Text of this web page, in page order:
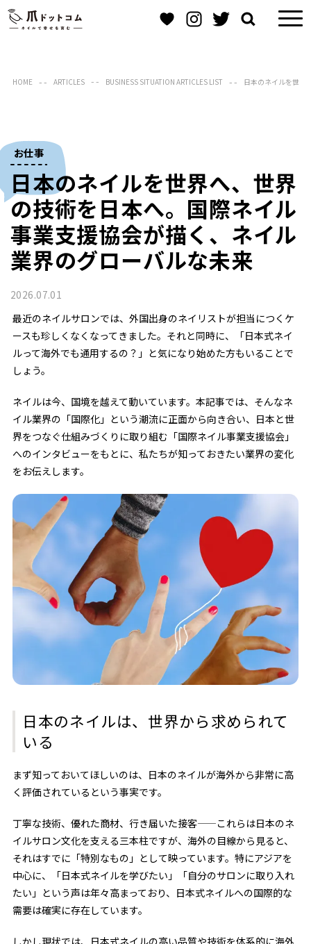
HOME ARTICLES BUSINESS SITUATION ARTICLES LIST 日本のネイルを世界
お仕事
日本のネイルを世界へ、世界
の技術を日本へ。国際ネイル
事業支援協会が描く、ネイル
業界のグローバルな未来
2026.07.01
最近のネイルサロンでは、外国出身のネイリストが担当につくケ
ースも珍しくなくなってきました。それと同時に、「日本式ネイ
ルって海外でも通用するの？」と気になり始めた方もいることで
しょう。
ネイルは今、国境を越えて動いています。本記事では、そんなネ
イル業界の「国際化」という潮流に正面から向き合い、日本と世
界をつなぐ仕組みづくりに取り組む「国際ネイル事業支援協会」
へのインタビューをもとに、私たちが知っておきたい業界の変化
をお伝えします。
日本のネイルは、世界から求められて
いる
まず知っておいてほしいのは、日本のネイルが海外から非常に高
く評価されているという事実です。
丁寧な技術、優れた商材、行き届いた接客——これらは日本のネ
イルサロン文化を支える三本柱ですが、海外の目線から見ると、
それはすでに「特別なもの」として映っています。特にアジアを
中心に、「日本式ネイルを学びたい」「自分のサロンに取り入れ
たい」という声は年々高まっており、日本式ネイルへの国際的な
需要は確実に存在しています。
しかし現状では、日本式ネイルの高い品質や技術を体系的に海外